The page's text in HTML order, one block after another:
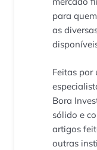
para
as
Feitas por
Bora
sólido e
artigos
outras